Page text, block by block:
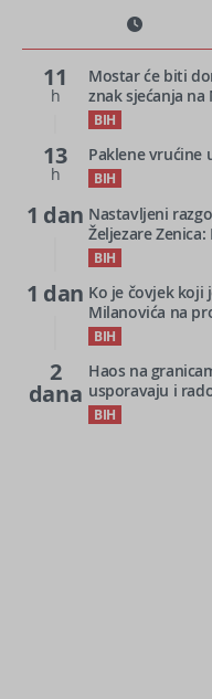
11
h
Mostar će biti
znak sjećanja
BIH
13
h
Paklene vrućine
BIH
1 dan Nastavljeni
Željezare Zenica:
BIH
1 dan Ko je čovjek koji
Milanovića na
BIH
2
dana
Haos na
usporavaju i
BIH